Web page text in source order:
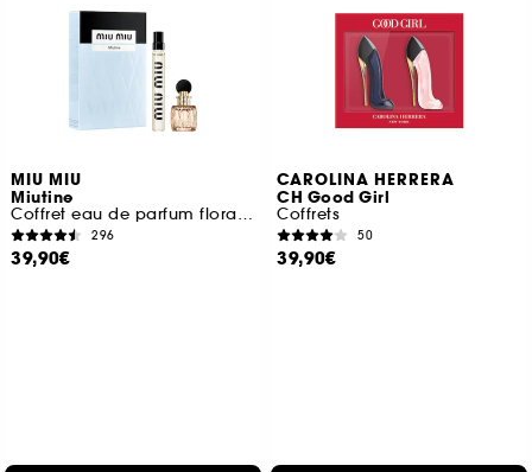
MIU MIU
Miutine
Coffret eau de parfum florale pour femme
296
39,90€
CAROLINA HERRERA
CH Good Girl
Coffrets
50
39,90€